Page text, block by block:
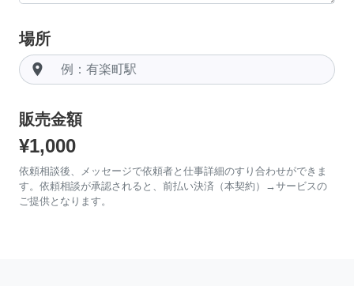
場所
room
販売金額
¥1,000
依頼相談後、メッセージで依頼者と仕事詳細のすり合わせができま
す。依頼相談が承認されると、前払い決済（本契約）→サービスの
ご提供となります。